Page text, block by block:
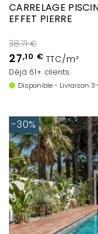
CARRELAGE
EFFET PIERRE
38.71 €
27,10 € TTC/m²
Déjà 61+ clients
Disponible - Livraison
-30%